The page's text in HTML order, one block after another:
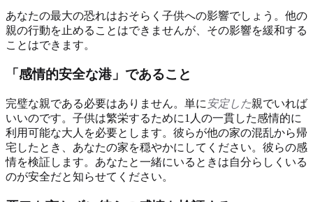
あなたの最大の恐れはおそらく子供への影響でしょう。他の
親の行動を止めることはできませんが、その影響を緩和する
ことはできます。
「感情的安全な港」であること
完璧な親である必要はありません。単に 安定した親でいれば
いいのです。子供は繁栄するために1人の一貫した感情的に
利用可能な大人を必要とします。彼らが他の家の混乱から帰
宅したとき、あなたの家を穏やかにしてください。彼らの感
情を検証します。あなたと一緒にいるときは自分らしくいる
のが安全だと知らせてください。